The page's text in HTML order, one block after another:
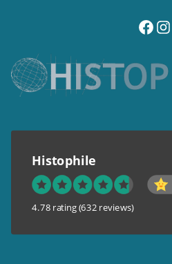
visitez
Histophile
4.78 rating (632 reviews)